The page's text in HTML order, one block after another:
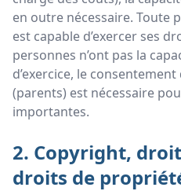
en outre nécessaire. Toute
est capable d’exercer ses
personnes n’ont pas la
d’exercice, le
(parents) est nécessaire
importantes.
2. Copyright,
droits de